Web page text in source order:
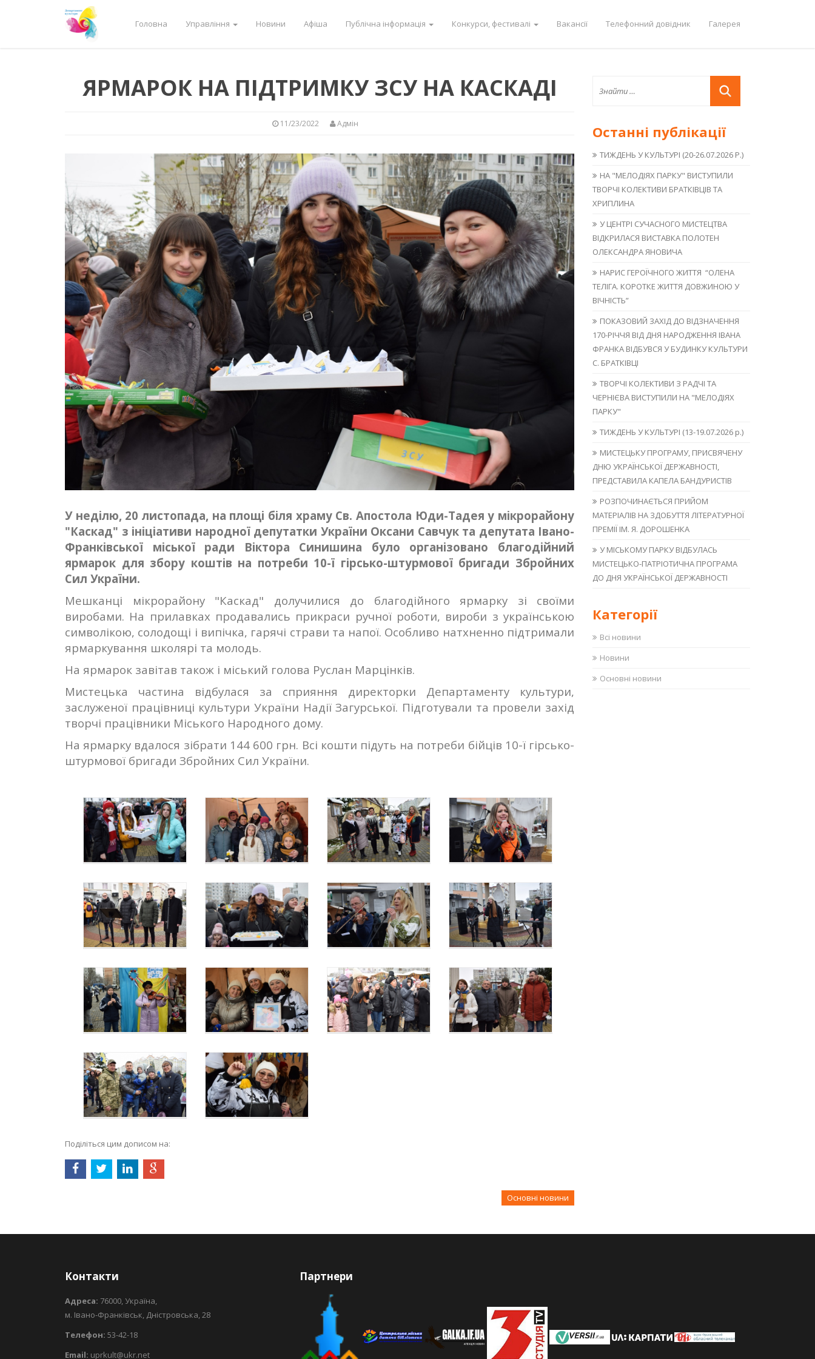
Головна Управління Новини Афіша Публічна інформація Конкурси, фестивалі Вакансії Телефонний довідник Галерея
ЯРМАРОК НА ПІДТРИМКУ ЗСУ НА КАСКАДІ
11/23/2022 Адмін
У неділю, 20 листопада, на площі біля храму Св. Апостола Юди-Тадея у мікрорайону
"Каскад" з ініціативи народної депутатки України Оксани Савчук та депутата Івано-
Франківської міської ради Віктора Синишина було організовано благодійний
ярмарок для збору коштів на потреби 10-ї гірсько-штурмової бригади Збройних
Сил України.
Мешканці мікрорайону "Каскад" долучилися до благодійного ярмарку зі своїми
виробами. На прилавках продавались прикраси ручної роботи, вироби з українською
символікою, солодощі і випічка, гарячі страви та напої. Особливо натхненно підтримали
ярмаркування школярі та молодь.
На ярмарок завітав також і міський голова Руслан Марцінків.
Мистецька частина відбулася за сприяння директорки Департаменту культури,
заслуженої працівниці культури України Надії Загурської. Підготували та провели захід
творчі працівники Міського Народного дому.
На ярмарку вдалося зібрати 144 600 грн. Всі кошти підуть на потреби бійців 10-ї гірсько-
штурмової бригади Збройних Сил України.
Поділіться цим дописом на:
Основні новини
Останні публікації
ТИЖДЕНЬ У КУЛЬТУРІ (20-26.07.2026 Р.)
НА "МЕЛОДІЯХ ПАРКУ" ВИСТУПИЛИ
ТВОРЧІ КОЛЕКТИВИ БРАТКІВЦІВ ТА
ХРИПЛИНА
У ЦЕНТРІ СУЧАСНОГО МИСТЕЦТВА
ВІДКРИЛАСЯ ВИСТАВКА ПОЛОТЕН
ОЛЕКСАНДРА ЯНОВИЧА
НАРИС ГЕРОЇЧНОГО ЖИТТЯ “ОЛЕНА
ТЕЛІГА. КОРОТКЕ ЖИТТЯ ДОВЖИНОЮ У
ВІЧНІСТЬ”
ПОКАЗОВИЙ ЗАХІД ДО ВІДЗНАЧЕННЯ
170-РІЧЧЯ ВІД ДНЯ НАРОДЖЕННЯ ІВАНА
ФРАНКА ВІДБУВСЯ У БУДИНКУ КУЛЬТУРИ
С. БРАТКІВЦІ
ТВОРЧІ КОЛЕКТИВИ З РАДЧІ ТА
ЧЕРНІЄВА ВИСТУПИЛИ НА "МЕЛОДІЯХ
ПАРКУ"
ТИЖДЕНЬ У КУЛЬТУРІ (13-19.07.2026 р.)
МИСТЕЦЬКУ ПРОГРАМУ, ПРИСВЯЧЕНУ
ДНЮ УКРАЇНСЬКОЇ ДЕРЖАВНОСТІ,
ПРЕДСТАВИЛА КАПЕЛА БАНДУРИСТІВ
РОЗПОЧИНАЄТЬСЯ ПРИЙОМ
МАТЕРІАЛІВ НА ЗДОБУТТЯ ЛІТЕРАТУРНОЇ
ПРЕМІЇ ІМ. Я. ДОРОШЕНКА
У МІСЬКОМУ ПАРКУ ВІДБУЛАСЬ
МИСТЕЦЬКО-ПАТРІОТИЧНА ПРОГРАМА
ДО ДНЯ УКРАЇНСЬКОЇ ДЕРЖАВНОСТІ
Категорії
Всі новини
Новини
Основні новини
Контакти
Адреса: 76000, Україна,
м. Івано-Франківськ, Дністровська, 28
Телефон: 53-42-18
Email: uprkult@ukr.net
Партнери